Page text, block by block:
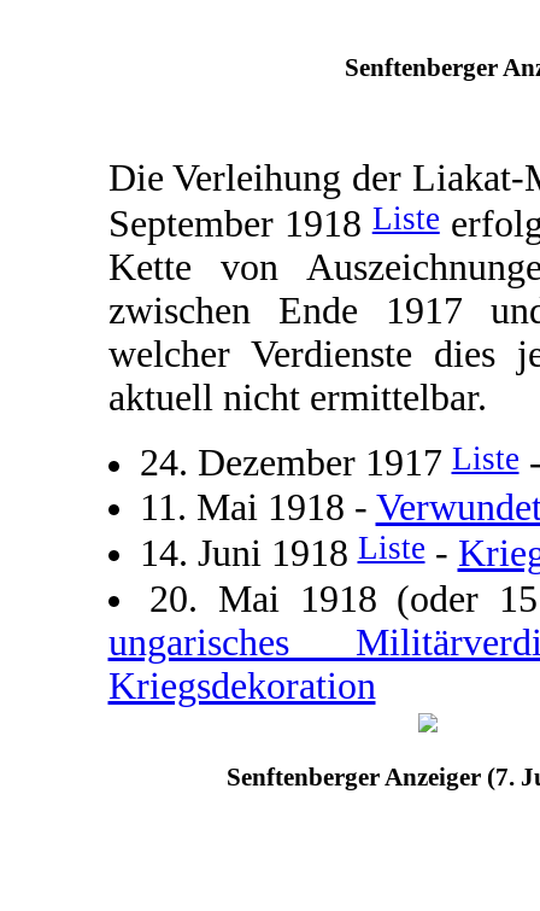
Senftenberger
Die Verleihung der Liakat-
September 1918Liste
Kette von
zwischen Ende 1917
welcher Verdienste dies
aktuell nicht ermittelbar.
24. Dezember 1917Liste
11. Mai 1918 -
14. Juni 1918Liste-
20. Mai 1918 (oder
ungarisches
Kriegsdekoration
Senftenberger Anzeiger (7.